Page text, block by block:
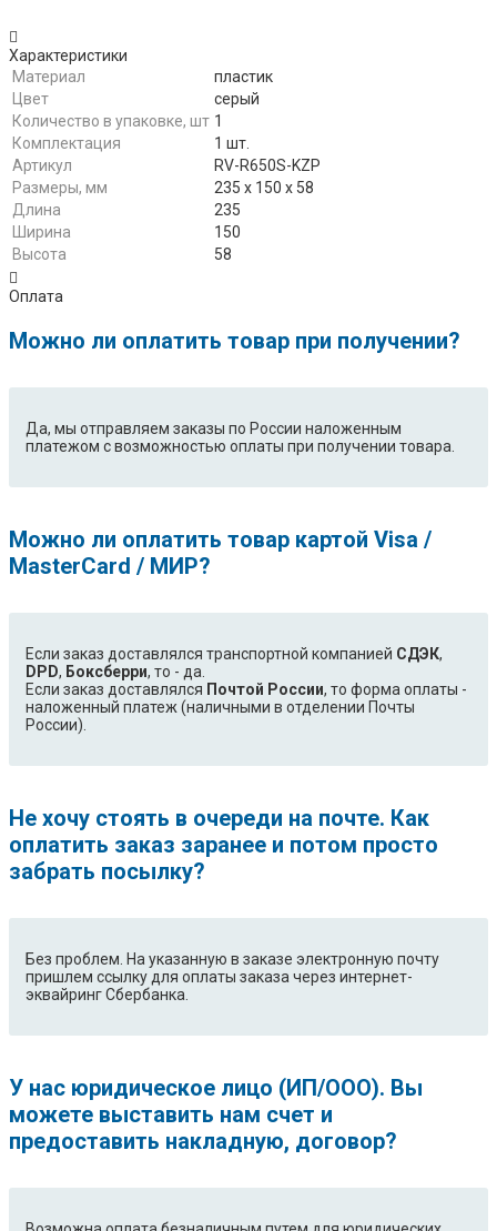
Характеристики
Материал
пластик
Цвет
серый
Количество в упаковке, шт 1
Комплектация
1 шт.
Артикул
RV-R650S-KZP
Размеры, мм
235 х 150 х 58
Длина
235
Ширина
150
Высота
58
Оплата
Можно ли оплатить товар при получении?
Да, мы отправляем заказы по России наложенным
платежом с возможностью оплаты при получении товара.
Можно ли оплатить товар картой Visa /
MasterCard / МИР?
Если заказ доставлялся транспортной компанией СДЭК,
DPD, Боксберри, то - да.
Если заказ доставлялся Почтой России, то форма оплаты -
наложенный платеж (наличными в отделении Почты
России).
Не хочу стоять в очереди на почте. Как
оплатить заказ заранее и потом просто
забрать посылку?
Без проблем. На указанную в заказе электронную почту
пришлем ссылку для оплаты заказа через интернет-
эквайринг Сбербанка.
У нас юридическое лицо (ИП/ООО). Вы
можете выставить нам счет и
предоставить накладную, договор?